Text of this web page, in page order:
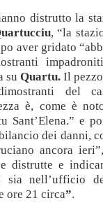
distrutto la
, “la
aver gridato
su Quartu.Il
del
è, come è
Sant’Elena.” e
dei danni,
ancora
distrutte e
sia nell’ufficio
ore 21 circa”.